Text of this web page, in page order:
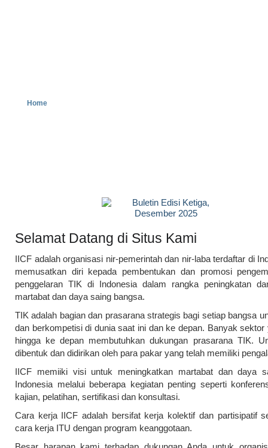
Home
Selamat Datang di Situs Kami
IICF adalah organisasi nir-pemerintah dan nir-laba terdaftar di
memusatkan diri kepada pembentukan dan promosi
penggelaran TIK di Indonesia dalam rangka peningkatan
martabat dan daya saing bangsa.
TIK adalah bagian dan prasarana strategis bagi setiap bangsa
dan berkompetisi di dunia saat ini dan ke depan. Banyak sektor
hingga ke depan membutuhkan dukungan prasarana TIK.
dibentuk dan didirikan oleh para pakar yang telah memiliki
IICF memiiki visi untuk meningkatkan martabat dan daya
Indonesia melalui beberapa kegiatan penting seperti
kajian, pelatihan, sertifikasi dan konsultasi.
Cara kerja IICF adalah bersifat kerja kolektif dan partisipatif
cara kerja ITU dengan program keanggotaan.